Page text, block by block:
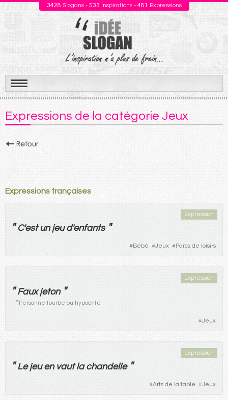
3428 Slogans - 533 Inspirations - 481 Expressions
Aller
au
contenu
Expressions de la catégorie Jeux
Expressions françaises
Expression
"C'est un jeud'enfants "
#Bébé #Jeux #Parcs de loisirs
Expression
" Faux jeton "
*Personne fourbe ou hypocrite
#Jeux
Expression
" Le jeu en vaut la chandelle "
#Arts de la table #Jeux